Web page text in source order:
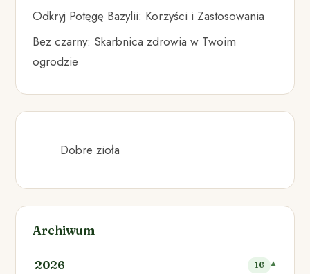
Odkryj Potęgę Bazylii: Korzyści i Zastosowania
Bez czarny: Skarbnica zdrowia w Twoim
ogrodzie
Dobre zioła
Archiwum
2026 16